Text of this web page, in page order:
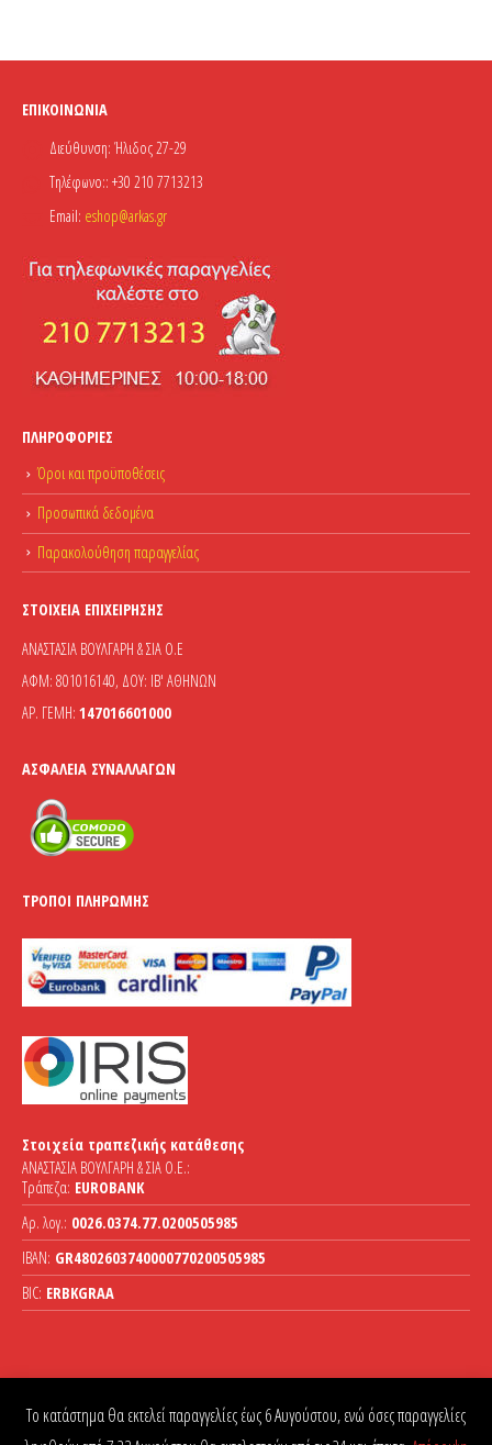
Το κατάστημα θα εκτελεί παραγγελίες έως 6 Αυγούστου, ενώ όσες παραγγελίες
ΕΠΙΚΟΙΝΩΝΊΑ
Διεύθυνση: Ήλιδος 27-29
Τηλέφωνο:: +30 210 7713213
Email: eshop@arkas.gr
ΠΛΗΡΟΦΟΡΊΕΣ
Όροι και προϋποθέσεις
Προσωπικά δεδομένα
Παρακολούθηση παραγγελίας
ΣΤΟΙΧΕΊΑ ΕΠΙΧΕΊΡΗΣΗΣ
ΑΝΑΣΤΑΣΙΑ ΒΟΥΛΓΑΡΗ & ΣΙΑ Ο.Ε
ΑΦΜ: 801016140, ΔΟΥ: ΙΒ' ΑΘΗΝΩΝ
ΑΡ. ΓΕΜΗ: 147016601000
ΑΣΦΆΛΕΙΑ ΣΥΝΑΛΛΑΓΏΝ
ΤΡΌΠΟΙ ΠΛΗΡΩΜΉΣ
Στοιχεία τραπεζικής κατάθεσης
ΑΝΑΣΤΑΣΙΑ ΒΟΥΛΓΑΡΗ & ΣΙΑ Ο.Ε.:
Τράπεζα: EUROBANK
Αρ. λογ.: 0026.0374.77.0200505985
IBAN: GR4802603740000770200505985
BIC: ERBKGRAA